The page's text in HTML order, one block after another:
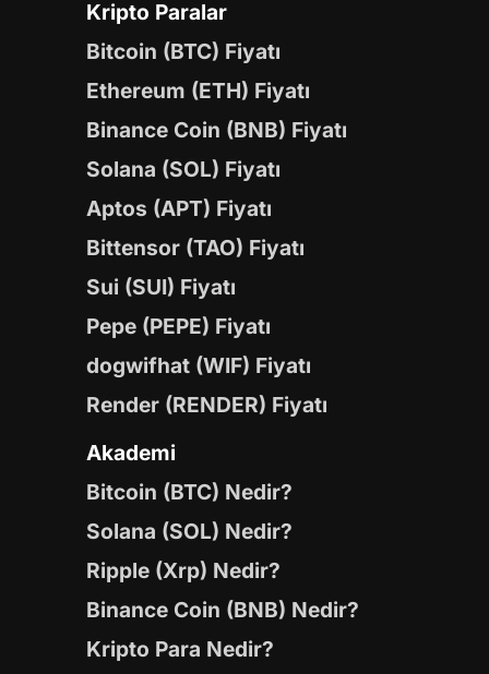
Kripto Paralar
Bitcoin (BTC) Fiyatı
Ethereum (ETH) Fiyatı
Binance Coin (BNB) Fiyatı
Solana (SOL) Fiyatı
Aptos (APT) Fiyatı
Bittensor (TAO) Fiyatı
Sui (SUI) Fiyatı
Pepe (PEPE) Fiyatı
dogwifhat (WIF) Fiyatı
Render (RENDER) Fiyatı
Akademi
Bitcoin (BTC) Nedir?
Solana (SOL) Nedir?
Ripple (Xrp) Nedir?
Binance Coin (BNB) Nedir?
Kripto Para Nedir?